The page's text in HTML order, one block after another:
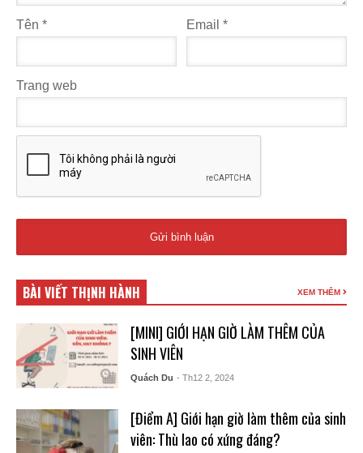
Tên * Email*
Trang web
BÀI VIẾT THỊNH HÀNH XEM THÊM
[MINI] GIỚI HẠN GIỜ LÀM THÊM CỦA
SINH VIÊN
Quách Du - Th12 2, 2024
[Điểm A] Giới hạn giờ làm thêm của sinh
viên: Thù lao có xứng đáng?